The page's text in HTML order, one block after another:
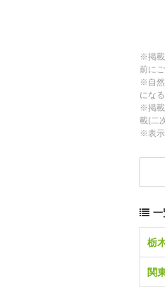
※掲
前に
※自然
にな
※掲
載(二
※表示
一
栃
関